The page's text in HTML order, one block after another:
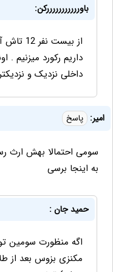
باورررررررررررکن:
از
داریم رکورد میزنیم .
داخلی نزدیک و
امیر: پاسخ
سومی احتمالا بهش ارث
به اینجا برسی
حمید جان :
اگه منظورت سومین
مکنزی بزوس بعد از